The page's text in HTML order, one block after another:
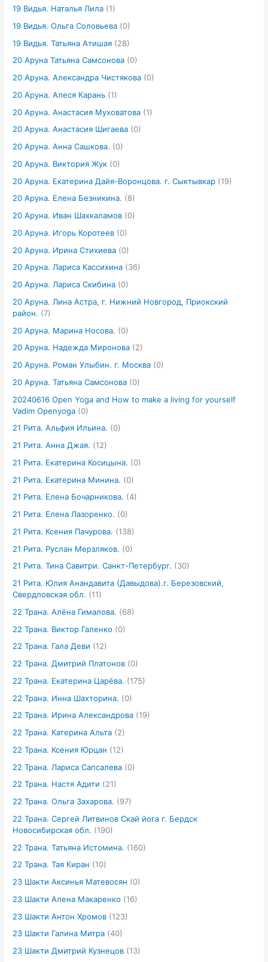
19 Видья. Наталья Лила (1)
19 Видья. Ольга Соловьева (0)
19 Видья. Татьяна Атишая (28)
20 Аруна Татьяна Самсонова (0)
20 Аруна. Александра Чистякова (0)
20 Аруна. Алеся Карань (1)
20 Аруна. Анастасия Муховатова (1)
20 Аруна. Анастасия Шигаева (0)
20 Аруна. Анна Сашкова. (0)
20 Аруна. Виктория Жук (0)
20 Аруна. Екатерина Дайя-Воронцова. г. Сыктывкар (19)
20 Аруна. Елена Безникина. (8)
20 Аруна. Иван Шахкаламов (0)
20 Аруна. Игорь Коротеев (0)
20 Аруна. Ирина Стихиева (0)
20 Аруна. Лариса Кассихина (36)
20 Аруна. Лариса Скибина (0)
20 Аруна. Лина Астра, г. Нижний Новгород, Приокский
район. (7)
20 Аруна. Марина Носова. (0)
20 Аруна. Надежда Миронова (2)
20 Аруна. Роман Улыбин. г. Москва (0)
20 Аруна. Татьяна Самсонова (0)
20240616 Open Yoga and How to make a living for yourself
Vadim Openyoga (0)
21 Рита. Альфия Ильина. (0)
21 Рита. Анна Джая. (12)
21 Рита. Екатерина Косицына. (0)
21 Рита. Екатерина Минина. (0)
21 Рита. Елена Бочарникова. (4)
21 Рита. Елена Лазоренко. (0)
21 Рита. Ксения Пачурова. (138)
21 Рита. Руслан Мерзляков. (0)
21 Рита. Тина Савитри. Санкт-Петербург. (30)
21 Рита. Юлия Анандавита (Давыдова).г. Березовский,
Свердловская обл. (11)
22 Трана. Алёна Гималова. (68)
22 Трана. Виктор Галенко (0)
22 Трана. Гала Деви (12)
22 Трана. Дмитрий Платонов (0)
22 Трана. Екатерина Царёва. (175)
22 Трана. Инна Шахторина. (0)
22 Трана. Ирина Александрова (19)
22 Трана. Катерина Альта (2)
22 Трана. Ксения Юрцан (12)
22 Трана. Лариса Сапсалева (0)
22 Трана. Настя Адити (21)
22 Трана. Ольга Захарова. (97)
22 Трана. Сергей Литвинов Скай йога г. Бердск
Новосибирская обл. (190)
22 Трана. Татьяна Истомина. (160)
22 Трана. Тая Киран (10)
23 Шакти Аксинья Матевосян (0)
23 Шакти Алена Макаренко (16)
23 Шакти Антон Хромов (123)
23 Шакти Галина Митра (40)
23 Шакти Дмитрий Кузнецов (13)